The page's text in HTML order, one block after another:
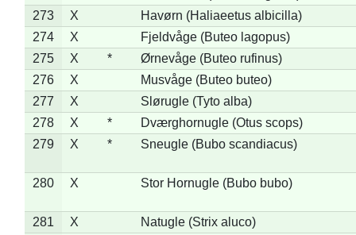
273
X
Havørn (Haliaeetus albicilla)
274
X
Fjeldvåge (Buteo lagopus)
275
X *
Ørnevåge (Buteo rufinus)
276
X
Musvåge (Buteo buteo)
277
X
Slørugle (Tyto alba)
278
X *
Dværghornugle (Otus scops)
279
X * Sneugle (Bubo scandiacus)
280 X Stor Hornugle (Bubo bubo)
281 X
Natugle (Strix aluco)